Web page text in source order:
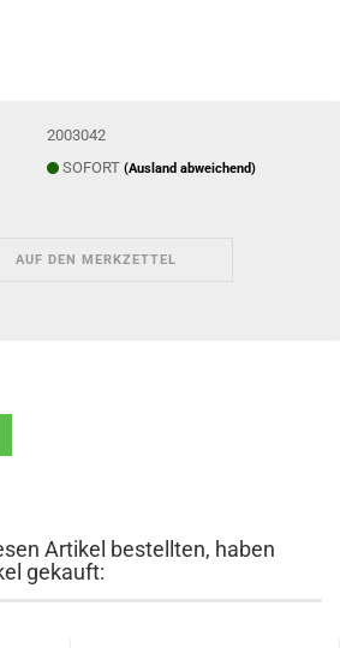
2003042
SOFORT(Ausland abweichend)
AUF DEN MERKZETTEL
Artikel bestellten, haben
gekauft: